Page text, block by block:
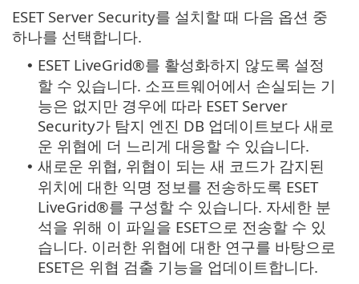
ESET Server Security를 설치할 때 다음 옵션 중
하나를 선택합니다.
• ESET LiveGrid®를 활성화하지 않도록 설정
할 수 있습니다. 소프트웨어에서 손실되는 기
능은 없지만 경우에 따라 ESET Server
Security가 탐지 엔진 DB 업데이트보다 새로
운 위협에 더 느리게 대응할 수 있습니다.
• 새로운 위협, 위협이 되는 새 코드가 감지된
위치에 대한 익명 정보를 전송하도록 ESET
LiveGrid®를 구성할 수 있습니다. 자세한 분
석을 위해 이 파일을 ESET으로 전송할 수 있
습니다. 이러한 위협에 대한 연구를 바탕으로
ESET은 위협 검출 기능을 업데이트합니다.